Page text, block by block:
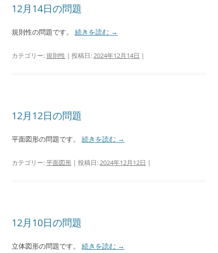
12月14日の問題
規則性の問題です。 続きを読む →
カテゴリー: 規則性 | 投稿日:2024年12月14日 |
12月12日の問題
平面図形の問題です。 続きを読む →
カテゴリー:平面図形 | 投稿日:2024年12月12日 |
12月10日の問題
立体図形の問題です。 続きを読む →